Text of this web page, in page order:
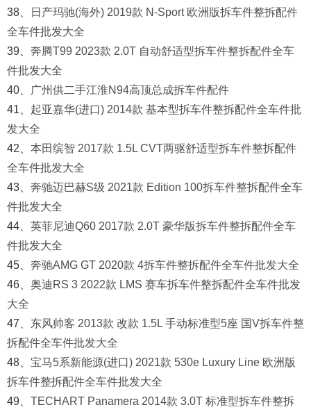
38、
日产玛驰(海外) 2019款 N-Sport 欧洲版拆车件整拆配件
全车件批发大全
39、 奔腾T99 2023款 2.0T 自动舒适型拆车件整拆配件全车
件批发大全
40、
广州供二手江淮N94高顶总成拆车件配件
41、 起亚嘉华(进口) 2014款 基本型拆车件整拆配件全车件批
发大全
42、 本田缤智 2017款 1.5L CVT两驱舒适型拆车件整拆配件
全车件批发大全
43、 奔驰迈巴赫S级 2021款 Edition 100拆车件整拆配件全车
件批发大全
44、 英菲尼迪Q60 2017款 2.0T 豪华版拆车件整拆配件全车
件批发大全
45、 奔驰AMG GT 2020款 4拆车件整拆配件全车件批发大全
46、 奥迪RS 3 2022款 LMS 赛车拆车件整拆配件全车件批发
大全
47、 东风帅客 2013款 改款 1.5L 手动标准型5座 国V拆车件整
拆配件全车件批发大全
48、 宝马5系新能源(进口) 2021款 530e Luxury Line 欧洲版
拆车件整拆配件全车件批发大全
49、 TECHART Panamera 2014款 3.0T 标准型拆车件整拆